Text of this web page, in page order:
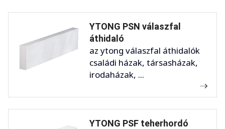
YTONG PSN válaszfal
áthidaló
az ytong válaszfal áthidalók
családi házak, társasházak,
irodaházak, ...
YTONG PSF teherhordó